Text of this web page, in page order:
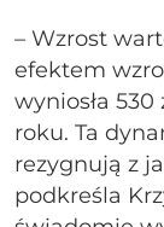
– Wzrost
efektem
wyniosła 530
roku. Ta
rezygnują z
podkreśla